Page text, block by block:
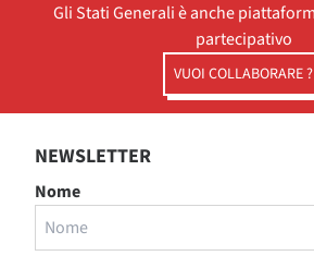
Gli Stati Generali è anche
partecipativo
VUOI COLLABORARE ?
NEWSLETTER
Nome